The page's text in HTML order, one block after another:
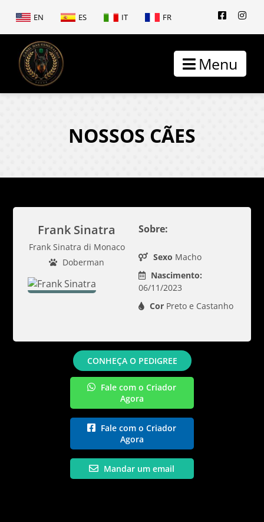
EN ES IT FR
Menu
NOSSOS CÃES
Frank Sinatra
Frank Sinatra di Monaco
Doberman
Sobre:
Sexo Macho
Nascimento:
06/11/2023
CorPreto e Castanho
CONHEÇA O PEDIGREE
Fale com o Criador
Agora
Fale com o Criador
Agora
Mandar um email